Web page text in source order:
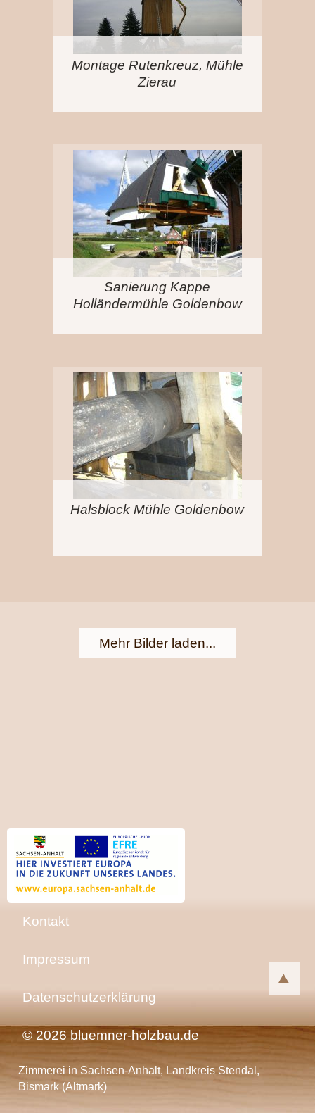
Montage Rutenkreuz, Mühle
Zierau
Sanierung Kappe
Holländermühle Goldenbow
Halsblock Mühle Goldenbow
Kontakt
Impressum
Datenschutzerklärung
© 2026 bluemner-holzbau.de
Zimmerei in Sachsen-Anhalt, Landkreis Stendal,
Bismark (Altmark)